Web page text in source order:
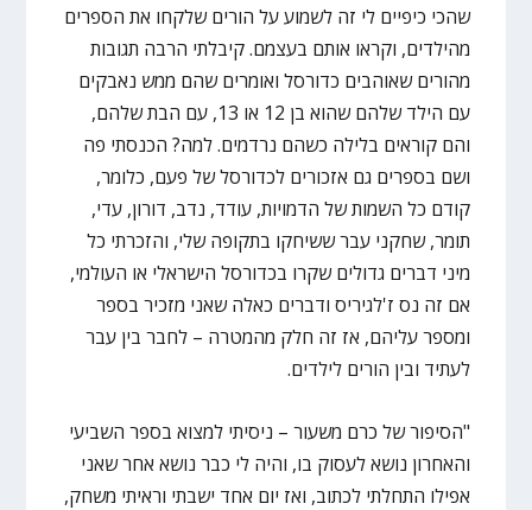
שהכי כיפיים לי זה לשמוע על הורים שלקחו את הספרים
מהילדים, וקראו אותם בעצמם. קיבלתי הרבה תגובות
מהורים שאוהבים כדורסל ואומרים שהם ממש נאבקים
עם הילד שלהם שהוא בן 12 או 13, עם הבת שלהם,
והם קוראים בלילה כשהם נרדמים. למה? הכנסתי פה
ושם בספרים גם אזכורים לכדורסל של פעם, כלומר,
קודם כל השמות של הדמויות, עודד, נדב, דורון, עדי,
תומר, שחקני עבר ששיחקו בתקופה שלי, והזכרתי כל
מיני דברים גדולים שקרו בכדורסל הישראלי או העולמי,
אם זה נס ז'לגיריס ודברים כאלה שאני מזכיר בספר
ומספר עליהם, אז זה חלק מהמטרה – לחבר בין עבר
לעתיד ובין הורים לילדים.
"הסיפור של כרם משעור – ניסיתי למצוא בספר השביעי
והאחרון נושא לעסוק בו, והיה לי כבר נושא אחר שאני
אפילו התחלתי לכתוב, ואז יום אחד ישבתי וראיתי משחק,